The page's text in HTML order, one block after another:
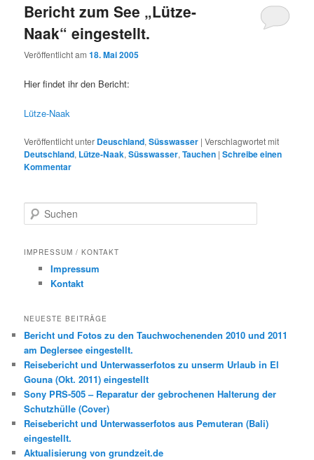
Bericht zum See „Lütze-
Naak“ eingestellt.
Veröffentlicht am18. Mai 2005
Hier findet ihr den Bericht:
Lütze-Naak
Veröffentlicht unter Deuschland,Süsswasser |Verschlagwortet mit
Deutschland, Lütze-Naak,Süsswasser,Tauchen |Schreibe einen
Kommentar
u
h
IMPRESSUM / KONTAKT
Impressum
Kontakt
NEUESTE BEITRÄGE
Bericht und Fotos zu den Tauchwochenenden 2010 und 2011
am Deglersee eingestellt.
Reisebericht und Unterwasserfotos zu unserm Urlaub in El
Gouna (Okt. 2011) eingestellt
Sony PRS-505 – Reparatur der gebrochenen Halterung der
Schutzhülle (Cover)
Reisebericht und Unterwasserfotos aus Pemuteran (Bali)
eingestellt.
Aktualisierung von grundzeit.de